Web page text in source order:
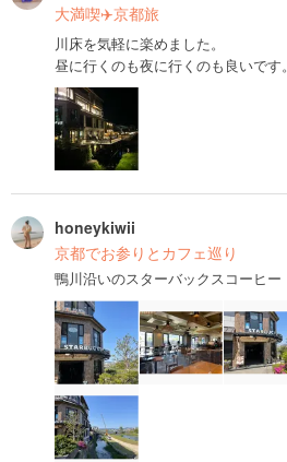
大満喫✈️京都旅
川床を気軽に楽めました。
昼に行くのも夜に行くのも良いです。
honeykiwii
京都でお参りとカフェ巡り
鴨川沿いのスターバックスコーヒー